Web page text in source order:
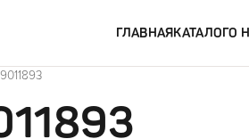
ГЛАВНАЯКАТАЛОГО